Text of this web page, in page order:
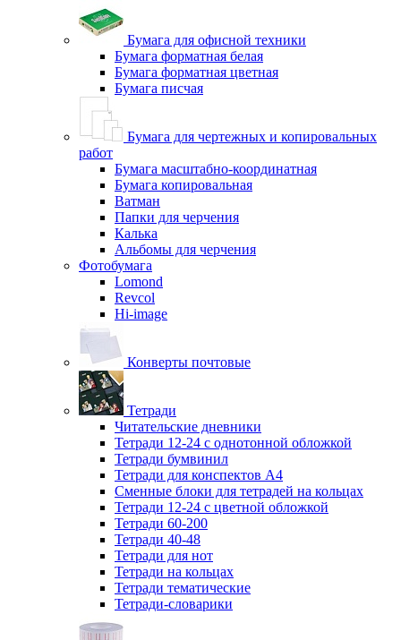
Бумага для офисной техники
Бумага форматная белая
Бумага форматная цветная
Бумага писчая
Бумага для чертежных и копировальных
работ
Бумага масштабно-координатная
Бумага копировальная
Ватман
Папки для черчения
Калька
Альбомы для черчения
Фотобумага
Lomond
Revcol
Hi-image
Конверты почтовые
Тетради
Читательские дневники
Тетради 12-24 с однотонной обложкой
Тетради бумвинил
Тетради для конспектов А4
Сменные блоки для тетрадей на кольцах
Тетради 12-24 с цветной обложкой
Тетради 60-200
Тетради 40-48
Тетради для нот
Тетради на кольцах
Тетради тематические
Тетради-словарики